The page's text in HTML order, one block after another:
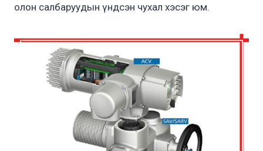
олон салбаруудын үндсэн чухал хэсэг юм.